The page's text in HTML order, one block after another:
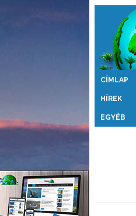
Érdekes
CÍMLAP
HÍREK
EGYÉB